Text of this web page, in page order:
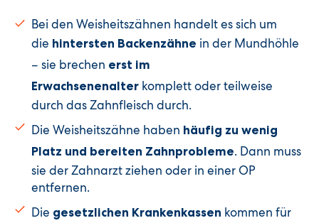
Bei den Weisheitszähnen handelt es sich um
die hintersten Backenzähne in der Mundhöhle
– sie brechen erst im
Erwachsenenalter komplett oder teilweise
durch das Zahnfleisch durch.
Die Weisheitszähne haben häufig zu wenig
Platz und bereiten Zahnprobleme. Dann muss
sie der Zahnarzt ziehen oder in einer OP
entfernen.
Die gesetzlichen Krankenkassen kommen für